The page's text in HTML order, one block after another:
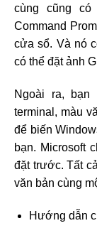
cùng cũng có
Command
cửa sổ. Và nó
có thể đặt ảnh
Ngoài ra,
terminal, màu
để biến
bạn. Microsoft
đặt trước. Tất
văn bản cùng
Hướng dẫn